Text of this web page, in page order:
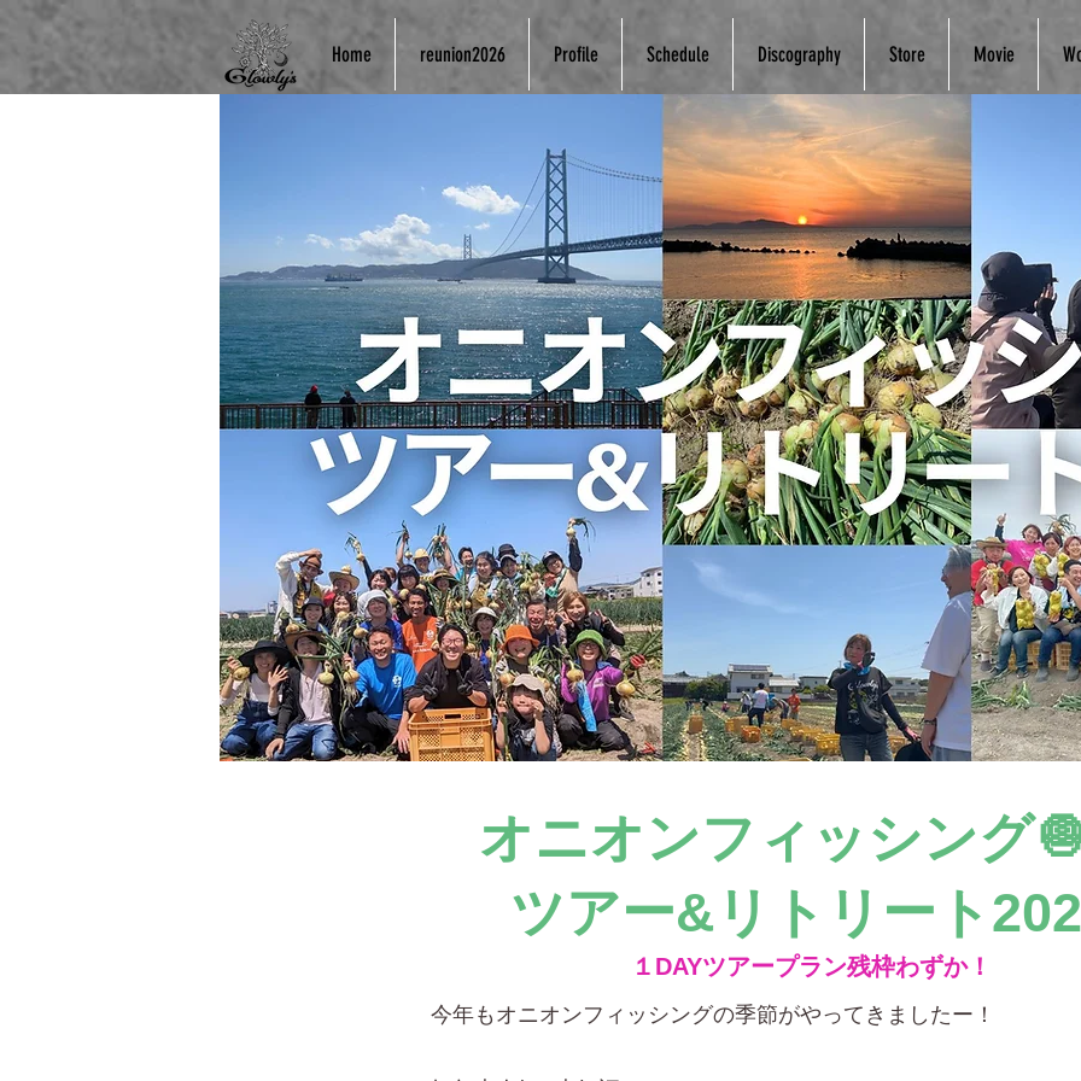
Home reunion2026 Profile Schedule Discography Store Movie
オニオンフィッシング
ツアー&リトリート
１DAYツアープラン残枠わずか！
今年もオニオンフィッシングの季節がやってきましたー！